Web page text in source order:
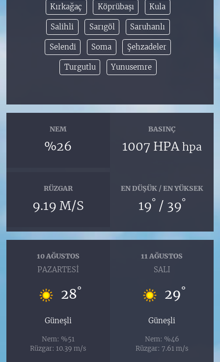
Kırkağaç Köprübaşı Kula
Salihli Sarıgöl Saruhanlı
Selendi Soma Şehzadeler
Turgutlu Yunusemre
NEM
%26
BASINÇ
1007 HPAhpa
RÜZGAR
9.19 M/S
EN DÜŞÜK / EN YÜKSEK
19° / 39°
10 AĞUSTOS
PAZARTESI
28°
Güneşli
Nem: %51
Rüzgar: 10.39 m/s
11 AĞUSTOS
SALI
29°
Güneşli
Nem: %46
Rüzgar: 7.61 m/s